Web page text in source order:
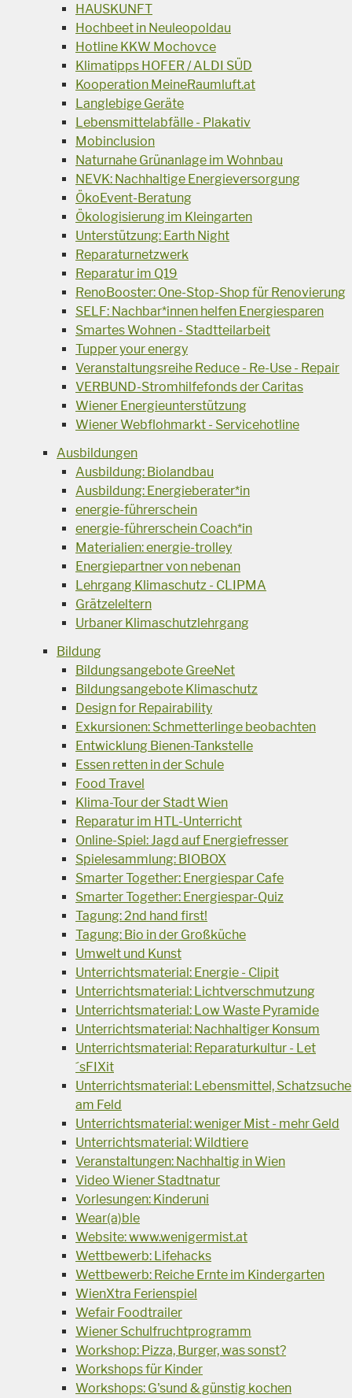
HAUSKUNFT
Hochbeet in Neuleopoldau
Hotline KKW Mochovce
Klimatipps HOFER / ALDI SÜD
Kooperation MeineRaumluft.at
Langlebige Geräte
Lebensmittelabfälle - Plakativ
Mobinclusion
Naturnahe Grünanlage im Wohnbau
NEVK: Nachhaltige Energieversorgung
ÖkoEvent-Beratung
Ökologisierung im Kleingarten
Unterstützung: Earth Night
Reparaturnetzwerk
Reparatur im Q19
RenoBooster: One-Stop-Shop für Renovierung
SELF: Nachbar*innen helfen Energiesparen
Smartes Wohnen - Stadtteilarbeit
Tupper your energy
Veranstaltungsreihe Reduce - Re-Use - Repair
VERBUND-Stromhilfefonds der Caritas
Wiener Energieunterstützung
Wiener Webflohmarkt - Servicehotline
Ausbildungen
Ausbildung: Biolandbau
Ausbildung: Energieberater*in
energie-führerschein
energie-führerschein Coach*in
Materialien: energie-trolley
Energiepartner von nebenan
Lehrgang Klimaschutz - CLIPMA
Grätzeleltern
Urbaner Klimaschutzlehrgang
Bildung
Bildungsangebote GreeNet
Bildungsangebote Klimaschutz
Design for Repairability
Exkursionen: Schmetterlinge beobachten
Entwicklung Bienen-Tankstelle
Essen retten in der Schule
Food Travel
Klima-Tour der Stadt Wien
Reparatur im HTL-Unterricht
Online-Spiel: Jagd auf Energiefresser
Spielesammlung: BIOBOX
Smarter Together: Energiespar Cafe
Smarter Together: Energiespar-Quiz
Tagung: 2nd hand first!
Tagung: Bio in der Großküche
Umwelt und Kunst
Unterrichtsmaterial: Energie - Clipit
Unterrichtsmaterial: Lichtverschmutzung
Unterrichtsmaterial: Low Waste Pyramide
Unterrichtsmaterial: Nachhaltiger Konsum
Unterrichtsmaterial: Reparaturkultur - Let
´sFIXit
Unterrichtsmaterial: Lebensmittel, Schatzsuche
am Feld
Unterrichtsmaterial: weniger Mist - mehr Geld
Unterrichtsmaterial: Wildtiere
Veranstaltungen: Nachhaltig in Wien
Video Wiener Stadtnatur
Vorlesungen: Kinderuni
Wear(a)ble
Website: www.wenigermist.at
Wettbewerb: Lifehacks
Wettbewerb: Reiche Ernte im Kindergarten
WienXtra Ferienspiel
Wefair Foodtrailer
Wiener Schulfruchtprogramm
Workshop: Pizza, Burger, was sonst?
Workshops für Kinder
Workshops: G'sund & günstig kochen